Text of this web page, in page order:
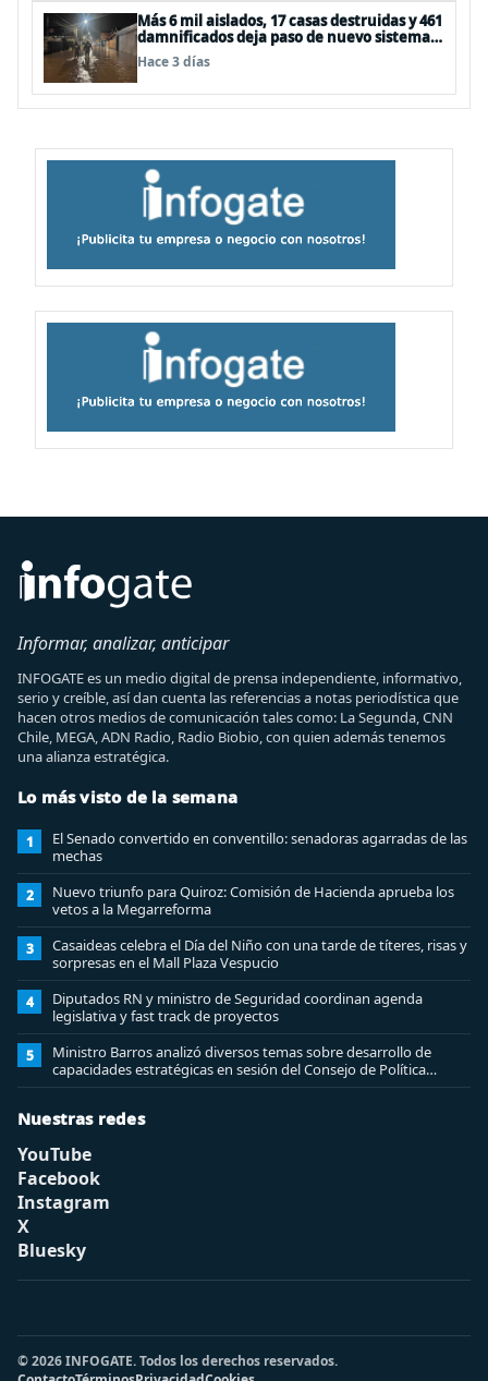
Más 6 mil aislados, 17 casas destruidas y 461
damnificados deja paso de nuevo sistema
frontal
Hace 3 días
Informar, analizar, anticipar
INFOGATE es un medio digital de prensa independiente, informativo,
serio y creíble, así dan cuenta las referencias a notas periodística que
hacen otros medios de comunicación tales como: La Segunda, CNN
Chile, MEGA, ADN Radio, Radio Biobio, con quien además tenemos
una alianza estratégica.
Lo más visto de la semana
1
El Senado convertido en conventillo: senadoras agarradas de las
mechas
2
Nuevo triunfo para Quiroz: Comisión de Hacienda aprueba los
vetos a la Megarreforma
3
Casaideas celebra el Día del Niño con una tarde de títeres, risas y
sorpresas en el Mall Plaza Vespucio
4
Diputados RN y ministro de Seguridad coordinan agenda
legislativa y fast track de proyectos
5
Ministro Barros analizó diversos temas sobre desarrollo de
capacidades estratégicas en sesión del Consejo de Política
Espacial
Nuestras redes
YouTube
Facebook
Instagram
X
Bluesky
© 2026 INFOGATE. Todos los derechos reservados.